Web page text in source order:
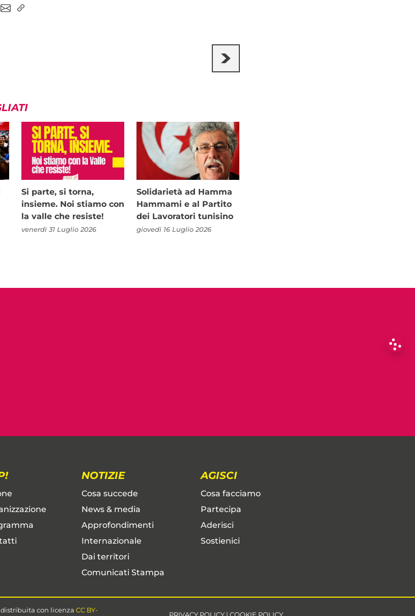
Si parte, si torna,
insieme. Noi stiamo con
la valle che resiste!
venerdì 31 Luglio 2026
Solidarietà ad Hamma
Hammami e al Partito
dei Lavoratori tunisino
giovedì 16 Luglio 2026
NOTIZIE
Cosa succede
News & media
Approfondimenti
Internazionale
Dai territori
Comunicati Stampa
AGISCI
Cosa facciamo
Partecipa
Aderisci
Sostienici
con licenza CC BY-